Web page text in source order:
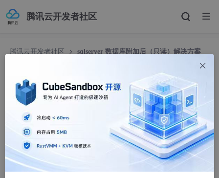
腾讯云开发者社区
腾讯云开发者社区 sqlserver 数据库附加后（只读）解决方案
sqlserver 数据库附加后（只读）解决方案
紫眸少年丶
2802人浏览 · 2013-02-01 09:39:04
转载于 http://blog.csdn.net/blncle/article/details/6995471
一.一个数据库从一台电脑拷贝到另外一台电脑时,SqlServer附加数